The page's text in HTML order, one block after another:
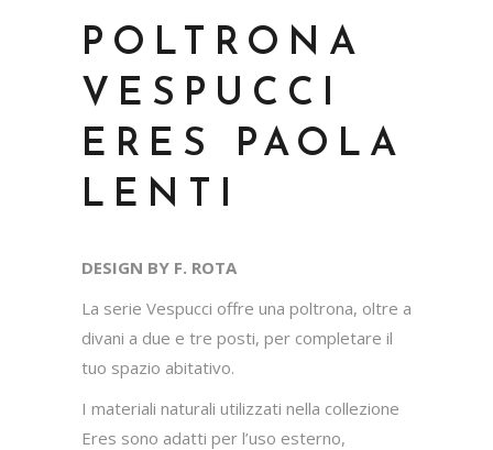
POLTRONA
VESPUCCI
ERES PAOLA
LENTI
DESIGN BY F. ROTA
La serie Vespucci offre una poltrona, oltre a
divani a due e tre posti, per completare il
tuo spazio abitativo.
I materiali naturali utilizzati nella collezione
Eres sono adatti per l’uso esterno,